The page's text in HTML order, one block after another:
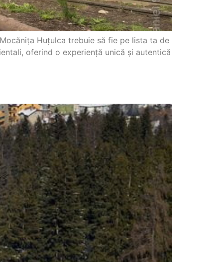
Huțulca trebuie să fie pe lista ta de
oferind o experiență unică și autentică